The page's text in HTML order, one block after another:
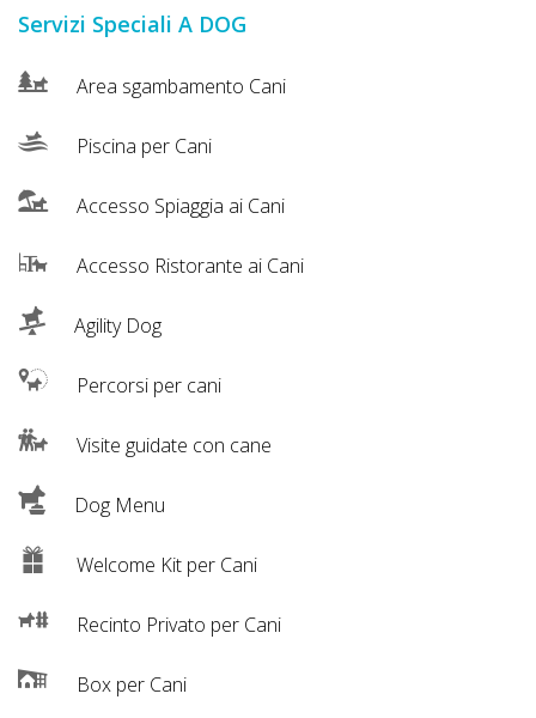
Registrati
Servizi Speciali A DOG
Area sgambamento Cani
Piscina per Cani
Accesso Spiaggia ai Cani
Accesso Ristorante ai Cani
Agility Dog
Percorsi per cani
Visite guidate con cane
Dog Menu
Welcome Kit per Cani
Recinto Privato per Cani
Box per Cani